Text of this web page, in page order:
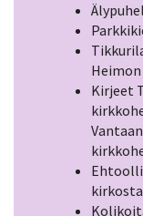
Kirjeet
kirkosta